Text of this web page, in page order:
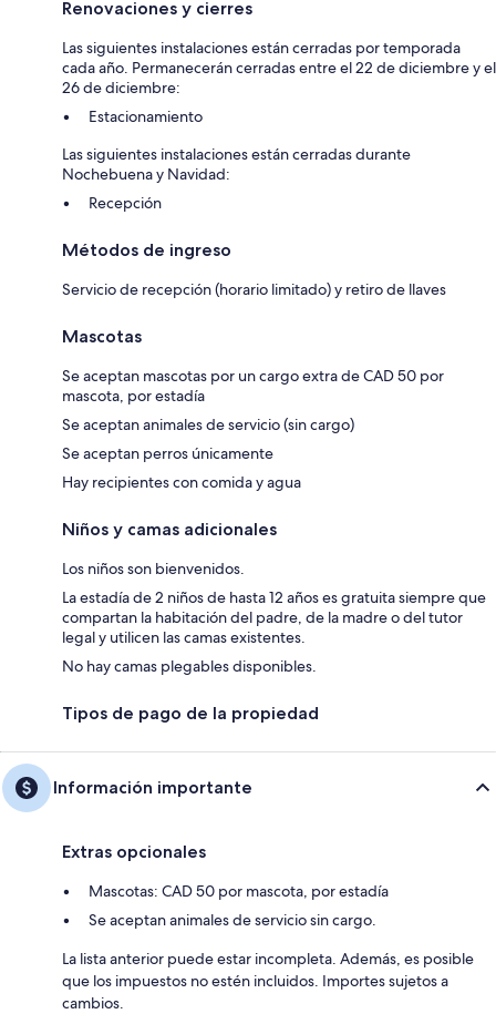
Renovaciones y cierres
Las siguientes instalaciones están cerradas por temporada
cada año. Permanecerán cerradas entre el 22 de diciembre y el
26 de diciembre:
Estacionamiento
Las siguientes instalaciones están cerradas durante
Nochebuena y Navidad:
Recepción
Métodos de ingreso
Servicio de recepción (horario limitado) y retiro de llaves
Mascotas
Se aceptan mascotas por un cargo extra de CAD 50 por
mascota, por estadía
Se aceptan animales de servicio (sin cargo)
Se aceptan perros únicamente
Hay recipientes con comida y agua
Niños y camas adicionales
Los niños son bienvenidos.
La estadía de 2 niños de hasta 12 años es gratuita siempre que
compartan la habitación del padre, de la madre o del tutor
legal y utilicen las camas existentes.
No hay camas plegables disponibles.
Tipos de pago de la propiedad
Información importante
Extras opcionales
Mascotas: CAD 50 por mascota, por estadía
Se aceptan animales de servicio sin cargo.
La lista anterior puede estar incompleta. Además, es posible
que los impuestos no estén incluidos. Importes sujetos a
cambios.